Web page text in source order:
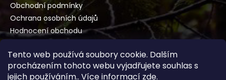
Tento web používá soubory cookie. Dalším
procházením tohoto webu vyjadřujete souhlas s
jejich používáním.. Více informací zde.
Obchodní podmínky
Ochrana osobních údajů
Hodnocení obchodu